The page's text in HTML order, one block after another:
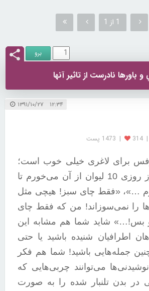
1 از 1
نادرست از تاثير آنها
۱۲:۳۴ ۱۳۹۱/۱۰/۲۷
|
314
| 1473 پست
برای لاغری خیلی خوب است؛
من هم از امروز روزی 10 لیوان از آن می‌خورم تا
…»، «فقط چای سبز! هیچی مثل
را نمی‌سوزاند! من که فقط چای
بس!…» شاید شما هم مشابه این
اطرافیان شنیده باشید یا حتی
جمله‌هایی باشید! شما هم فکر
می‌توانند چربی‌هایی که
در بدن تلنبار شده را به صورت